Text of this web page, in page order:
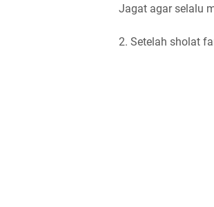
Jagat agar selalu
2. Setelah sholat